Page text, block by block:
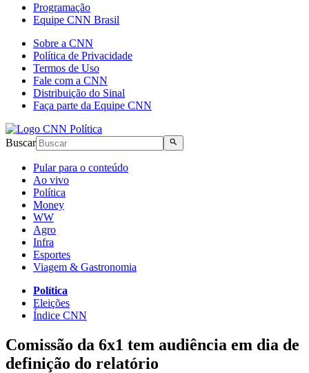
Programação
Equipe CNN Brasil
Sobre a CNN
Política de Privacidade
Termos de Uso
Fale com a CNN
Distribuição do Sinal
Faça parte da Equipe CNN
Buscar
Pular para o conteúdo
Ao vivo
Política
Money
WW
Agro
Infra
Esportes
Viagem & Gastronomia
Política
Eleições
Índice CNN
Comissão da 6x1 tem audiência em dia de
definição do relatório